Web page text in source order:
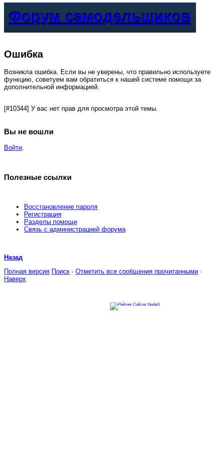
Форум самодельщиков
Ошибка
Возникла ошибка. Если вы не уверены, что правильно используете
функцию, советуем вам обратиться к нашей системе помощи за
дополнительной информацией.
[#10344] У вас нет прав для просмотра этой темы.
Вы не вошли
Войти
Полезные ссылки
Восстановление пароля
Регистрация
Разделы помощи
Связь с администрацией форума
Назад
Полная версия Поиск · Отметить все сообщения прочитанными ·
Наверх